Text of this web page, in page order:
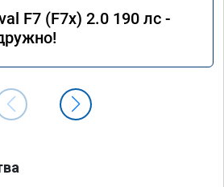
F7 (F7x) 2.0 190 лс -